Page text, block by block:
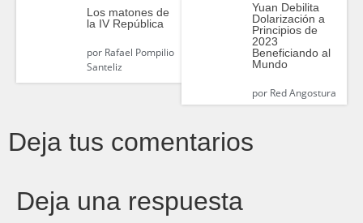
Los matones de
la IV República
porRafael Pompilio
Santeliz
Yuan Debilita
Dolarización a
Principios de
2023
Beneficiando al
Mundo
porRed Angostura
Deja tus comentarios
Deja una respuesta